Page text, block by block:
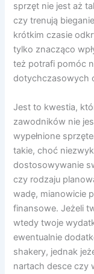
sprzęt nie jest aż
czy trenują
krótkim czasie
tylko znacząco
też potrafi pomóc
dotychczasowych
Jest to kwestia,
zawodników nie
wypełnione
takie, choć
dostosowywanie
czy rodzaju
wadę, mianowicie
finansowe. Jeżeli
wtedy twoje
ewentualnie
shakery, jednak
nartach desce czy